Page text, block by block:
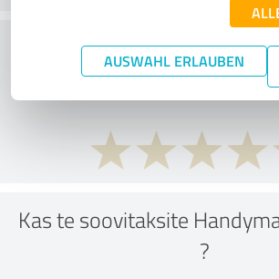
AUSWAHL ERLAUBEN
What do you think of
performance
Kas te soovitaksite
?